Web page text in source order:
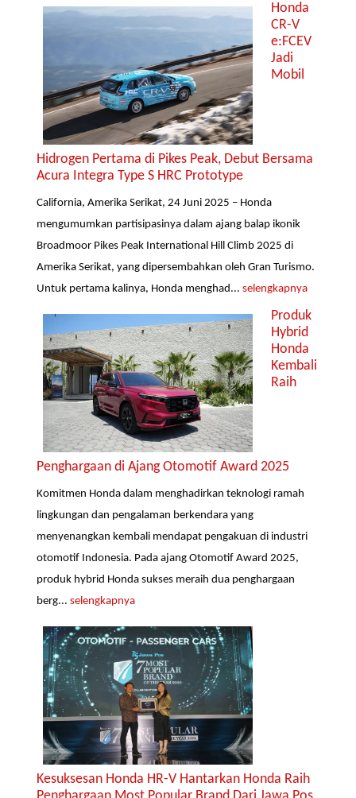
Honda
CR-V
e:FCEV
Jadi
Mobil
Hidrogen Pertama di Pikes Peak, Debut Bersama
Acura Integra Type S HRC Prototype
California, Amerika Serikat, 24 Juni 2025 – Honda
mengumumkan partisipasinya dalam ajang balap ikonik
Broadmoor Pikes Peak International Hill Climb 2025 di
Amerika Serikat, yang dipersembahkan oleh Gran Turismo.
Untuk pertama kalinya, Honda menghad...selengkapnya
Produk
Hybrid
Honda
Kembali
Raih
Penghargaan di Ajang Otomotif Award 2025
Komitmen Honda dalam menghadirkan teknologi ramah
lingkungan dan pengalaman berkendara yang
menyenangkan kembali mendapat pengakuan di industri
otomotif Indonesia. Pada ajang Otomotif Award 2025,
produk hybrid Honda sukses meraih dua penghargaan
berg...selengkapnya
Kesuksesan Honda HR-V Hantarkan Honda Raih